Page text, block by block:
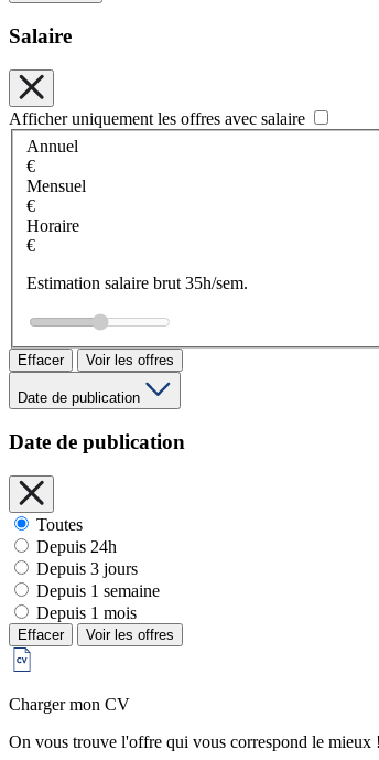
Salaire
Afficher uniquement les offres avec salaire
Annuel
€
Mensuel
€
Horaire
€
Estimation salaire brut 35h/sem.
Effacer Voir les offres
Date de publication
Date de publication
Toutes
Depuis 24h
Depuis 3 jours
Depuis 1 semaine
Depuis 1 mois
Effacer Voir les offres
Charger mon CV
On vous trouve l'offre qui vous correspond le mieux !